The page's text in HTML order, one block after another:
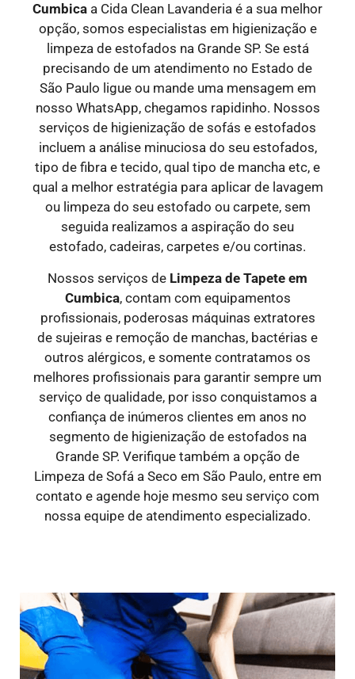
Cumbica a Cida Clean Lavanderia é a sua melhor
opção, somos especialistas em higienização e
limpeza de estofados na Grande SP. Se está
precisando de um atendimento no Estado de
São Paulo ligue ou mande uma mensagem em
nosso WhatsApp, chegamos rapidinho. Nossos
serviços de higienização de sofás e estofados
incluem a análise minuciosa do seu estofados,
tipo de fibra e tecido, qual tipo de mancha etc, e
qual a melhor estratégia para aplicar de lavagem
ou limpeza do seu estofado ou carpete, sem
seguida realizamos a aspiração do seu
estofado, cadeiras, carpetes e/ou cortinas.
Nossos serviços de Limpeza de Tapete em
Cumbica, contam com equipamentos
profissionais, poderosas máquinas extratores
de sujeiras e remoção de manchas, bactérias e
outros alérgicos, e somente contratamos os
melhores profissionais para garantir sempre um
serviço de qualidade, por isso conquistamos a
confiança de inúmeros clientes em anos no
segmento de higienização de estofados na
Grande SP. Verifique também a opção de
Limpeza de Sofá a Seco em São Paulo, entre em
contato e agende hoje mesmo seu serviço com
nossa equipe de atendimento especializado.